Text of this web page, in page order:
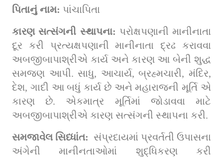
પિતાનું નામ: પાંચાપિતા
કારણ સત્સંગની સ્થાપના: પરોક્ષપણાની માનીનાતા
દૂર કરી પ્રત્યક્ષપણાની માનીનાતા દ્રઢ કરાવવા
અબજીબાપાશ્રીએ કાર્ય અને કારણ આ બેની શુદ્ધ
સમજણ આપી. સાધુ, આચાર્ય, બ્રહ્મચારી, મંદિર,
દેશ, ગાદી આ બધું કાર્ય છે અને મહારાજની મૂર્તિ એ
કારણ છે. એકમાત્ર મૂર્તિમાં જોડાવવા માટે
અબજીબાપાશ્રીએ કારણ સત્સંગની સ્થાપના કરી.
સમજાવેલ સિધ્ધાંત: સંપ્રદાયમાં પ્રવર્તતી ઉપાસના
અંગેની માનીનતાઓમાં શુદ્ધિકરણ કરી